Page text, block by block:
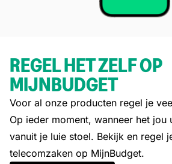
REGEL HET ZELF OP
MIJNBUDGET
Voor al onze producten regel je
Op ieder moment, wanneer het jou
vanuit je luie stoel. Bekijk en regel
telecomzaken op MijnBudget.